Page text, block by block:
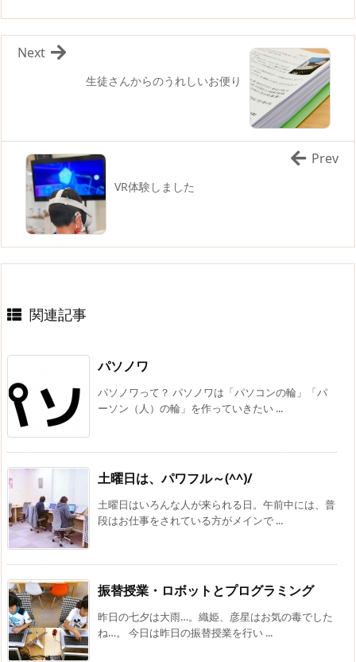
生徒さんからのうれしいお便り
Next
VR体験しました
Prev
関連記事
パソノワ
パソノワって？ パソノワは「パソコンの輪」「パ
ーソン（人）の輪」を作っていきたい ...
土曜日は、パワフル～(^^)/
土曜日はいろんな人が来られる日。午前中には、普
段はお仕事をされている方がメインで ...
振替授業・ロボットとプログラミング
昨日の七夕は大雨…。織姫、彦星はお気の毒でした
ね…。 今日は昨日の振替授業を行い ...